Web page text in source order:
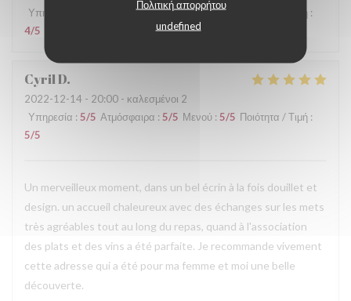
Πολιτική απορρήτου
undefined
Υπηρεσία
Ατμόσφαιρα:4/5 Μενού:5/5 Ποιότητα / Τιμή :
4/5
CyrilD
2022-12-14 - 20:00 - καλεσμένοι 2
Υπηρεσία : 5/5 Ατμόσφαιρα : 5/5 Μενού : 5/5 Ποιότητα / Τιμή :
5/5
Un merveilleux moment, dans un bel écrin à la fois douillet et
design. un accueil chaleureux avec des échanges sur les mets
très agréables tout au long du repas, quand à l'association
des plats et des vins a été parfaite. Je recommande vivement
cette adresse qui a été pour ma femme et moi une belle
découverte.